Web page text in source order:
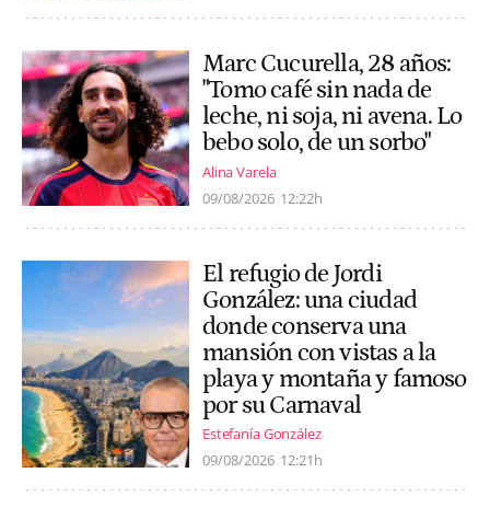
Marc Cucurella, 28 años:
"Tomo café sin nada de
leche, ni soja, ni avena. Lo
bebo solo, de un sorbo"
Alina Varela
09/08/2026 12:22h
El refugio de Jordi
González: una ciudad
donde conserva una
mansión con vistas a la
playa y montaña y famoso
por su Carnaval
Estefanía González
09/08/2026 12:21h